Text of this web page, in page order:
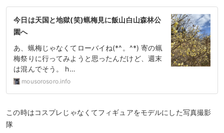
今日は天国と地獄(笑)蝋梅見に飯山白山森林公
園へ
あ、蝋梅じゃなくてローバイね(*^。^*) 寄の蝋
梅祭りに行ってみようと思ったんだけど、週末
は混んでそう。 h…
mousorosoro.info
この時はコスプレじゃなくてフィギュアをモデルにした写真撮影
隊